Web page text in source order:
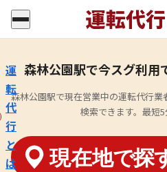
運
転
代
行
と
は
森林公園駅で今スグ利用
森林公園駅で現在営業中の運転代行
検索できます。最短5